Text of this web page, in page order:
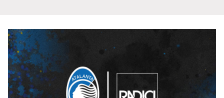
Contatti
Documenti
Italiano
English
Italiano